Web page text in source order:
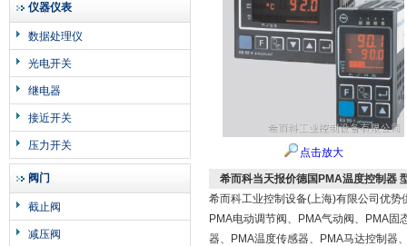
仪器仪表
数据处理仪
光电开关
继电器
接近开关
压力开关
阀门
截止阀
减压阀
点击放大
希而科当天报价德国PMA温度控制器
希而科工业控制设备(上海)有限公司优
PMA电动调节阀、PMA气动阀、PMA
器、PMA温度传感器、PMA马达控制器